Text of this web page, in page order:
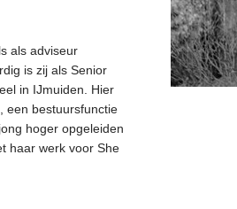
als adviseur
is zij als Senior
in IJmuiden. Hier
een bestuursfunctie
hoger opgeleiden
haar werk voor She